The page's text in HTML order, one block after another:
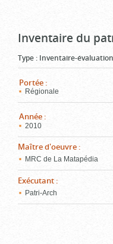
Inventaire du
Type : Inventaire-évaluation
Portée :
Régionale
Année :
2010
Maître d'oeuvre :
MRC de La Matapédia
Exécutant :
Patri-Arch